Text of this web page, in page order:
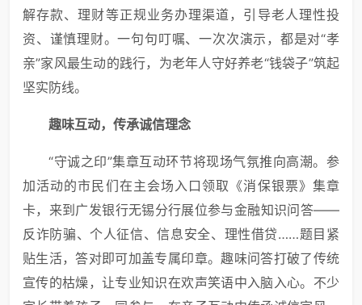
解存款、理财等正规业务办理渠道，引导老人理性投
资、谨慎理财。一句句叮嘱、一次次演示，都是对“孝
亲”家风最生动的践行，为老年人守好养老“钱袋子”筑起
坚实防线。
趣味互动，传承诚信理念
“守诚之印”集章互动环节将现场气氛推向高潮。参
加活动的市民们在主会场入口领取《消保银票》集章
卡，来到广发银行无锡分行展位参与金融知识问答——
反诈防骗、个人征信、信息安全、理性借贷……题目紧
贴生活，答对即可加盖专属印章。趣味问答打破了传统
宣传的枯燥，让专业知识在欢声笑语中入脑入心。不少